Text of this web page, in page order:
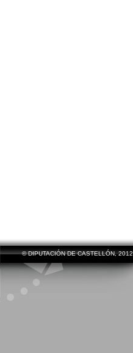
© DIPUTACIÓN DE CASTELLÓN, 2012